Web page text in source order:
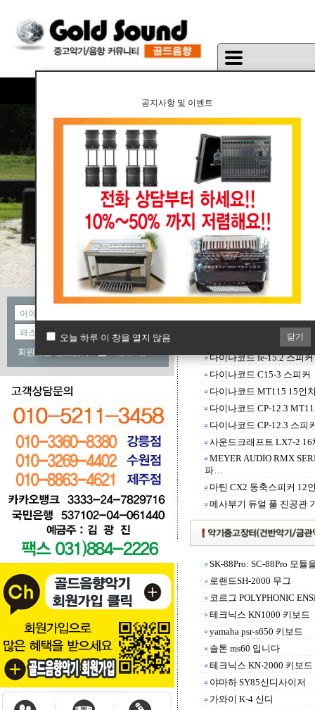
회원가입
다이나코드 CMS600-3 믹
다이나코드 fe-15.2 스피커
다이나코드 C15-3 스피커
다이나코드 MT115 15인
다이나코드 CP-12.3
다이나코드 CP-12.3 스피
사운드크래프트 LX7-2 16
MEYER AUDIO RMX
파…
마틴 CX2 동축스피커 12
메사부기 듀얼 풀 진공관
SK-88Pro: SC-88Pro 모
로랜드SH-2000 무그
코르그 POLYPHONIC
테크닉스 KN1000 키보드
yamaha psr-s650 키보드
솔톤 ms60 입니다
테크닉스 KN-2000 키보드
야마하 SY85신디사이저
가와이 K-4 신디
공지사항 및 이벤트
오늘 하루 이 창을 열지 않음 닫기